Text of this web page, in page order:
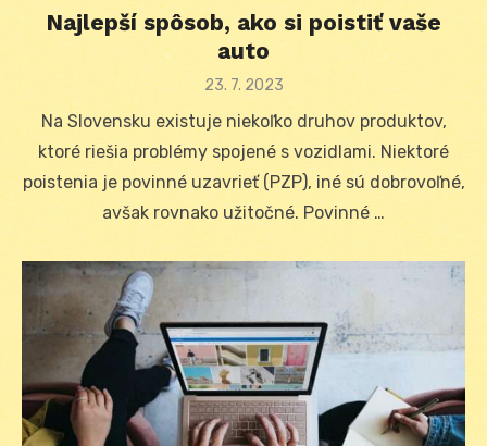
Najlepší spôsob, ako si poistiť vaše
auto
Posted
23. 7. 2023
Na Slovensku existuje niekoľko druhov produktov,
ktoré riešia problémy spojené s vozidlami. Niektoré
poistenia je povinné uzavrieť (PZP), iné sú dobrovoľné,
avšak rovnako užitočné. Povinné …